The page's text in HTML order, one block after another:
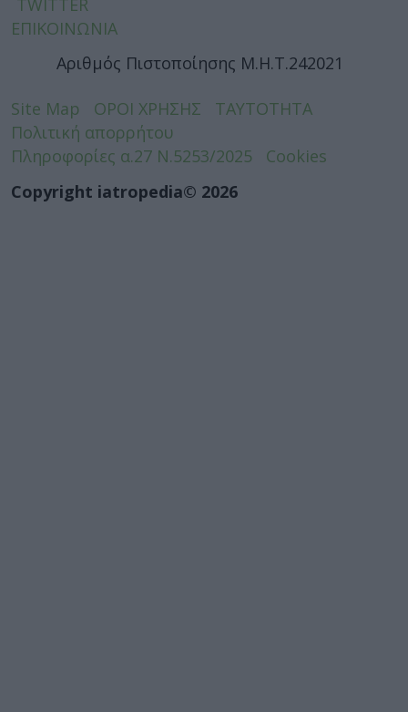
ΕΠΙΚΟΙΝΩΝΙΑ
Αριθμός Πιστοποίησης Μ.Η.Τ.242021
Site Map ΟΡΟΙ ΧΡΗΣΗΣ
ΤΑΥΤΟΤΗΤΑ
Πολιτική απορρήτου
Πληροφορίες α.27 Ν.5253/2025
Cookies
Copyright iatropedia© 2026